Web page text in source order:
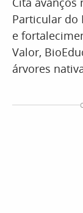
Particular do
e
Valor,
árvores